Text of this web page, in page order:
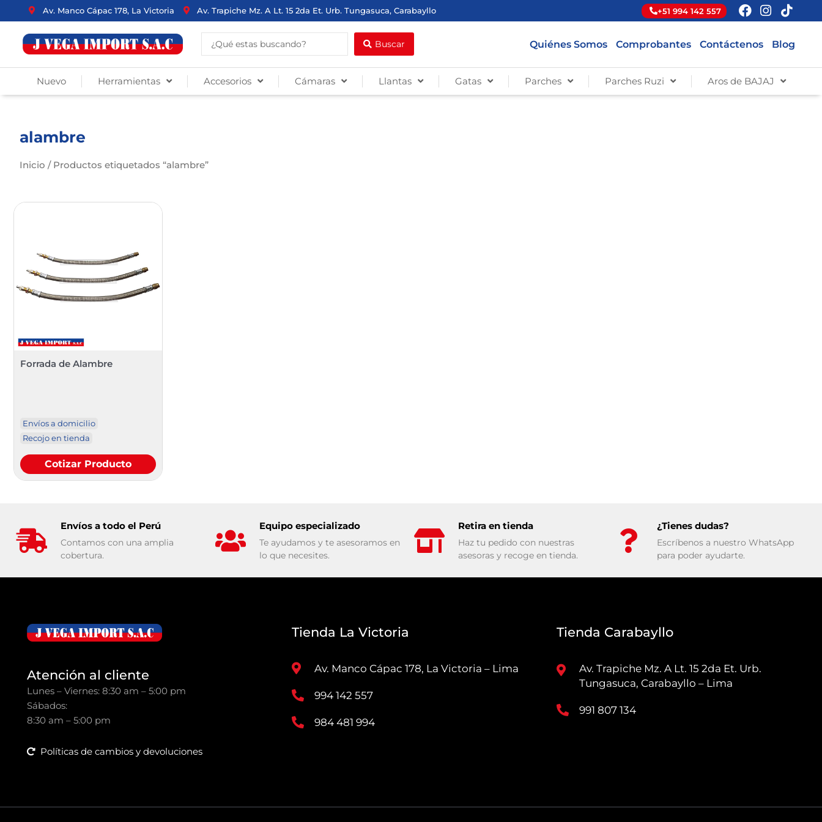
al
contenido
Av. Manco Cápac 178, La Victoria Av. Trapiche Mz. A Lt. 15 2da Et. Urb. Tungasuca, Carabayllo +51 994 142 557
Search
...
Buscar Quiénes Somos Comprobantes Contáctenos Blog
Nuevo Herramientas Accesorios Cámaras Llantas Gatas Parches Parches Ruzi Aros de BAJAJ
alambre
Inicio / Productos etiquetados “alambre”
Forrada de Alambre
Envíos a domicilio
Recojo en tienda
Cotizar Producto
Envíos a todo el Perú
Contamos con una amplia
cobertura.
Equipo especializado
Te ayudamos y te asesoramos en
lo que necesites.
Retira en tienda
Haz tu pedido con nuestras
asesoras y recoge en tienda.
¿Tienes dudas?
Escríbenos a nuestro WhatsApp
para poder ayudarte.
Atención al cliente
Lunes – Viernes: 8:30 am – 5:00 pm
Sábados:
8:30 am – 5:00 pm
Políticas de cambios y devoluciones
Tienda La Victoria
Av. Manco Cápac 178, La Victoria – Lima
994 142 557
984 481 994
Tienda Carabayllo
Av. Trapiche Mz. A Lt. 15 2da Et. Urb.
Tungasuca, Carabayllo – Lima
991 807 134